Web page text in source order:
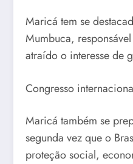
Maricá tem se
Mumbuca,
atraído o interesse de
Congresso
Maricá também se
segunda vez que o
proteção social,